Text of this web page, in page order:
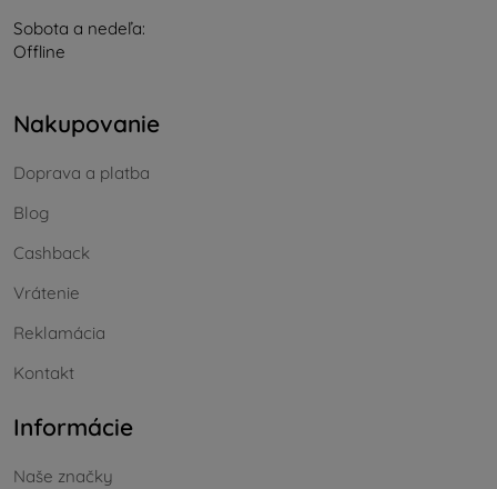
Sobota a nedeľa:
Offline
Nakupovanie
Doprava a platba
Blog
Cashback
Vrátenie
Reklamácia
Kontakt
Informácie
Naše značky